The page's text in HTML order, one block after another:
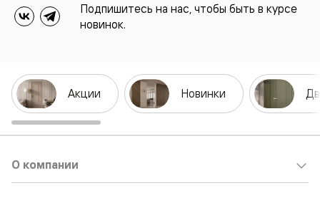
Подпишитесь на нас, чтобы быть в курсе
новинок.
Акции Новинки
О компании